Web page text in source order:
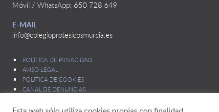
Móvil / WhatsApp: 650 728 649
E-MAIL
info@colegioprotesicosmurcia.es
POLÍTICA DE PRIVACIDAD
AVISO LEGAL
POLÍTICA DE COOKIES
CANAL DE DENUNCIAS